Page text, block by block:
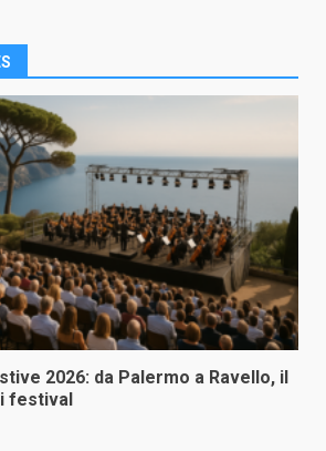
2026: da Palermo a Ravello, il
festival